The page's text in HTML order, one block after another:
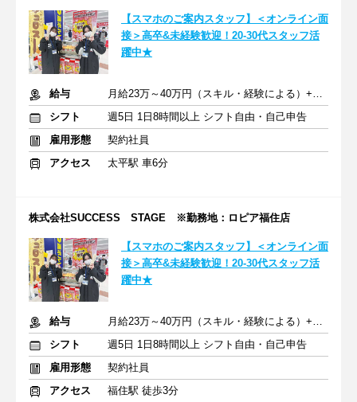
【スマホのご案内スタッフ】＜オンライン面
接＞高卒&未経験歓迎！20-30代スタッフ活
躍中★
給与
月給23万～40万円（スキル・経験による）+交通費全額支給
シフト
週5日 1日8時間以上 シフト自由・自己申告
雇用形態
契約社員
アクセス
太平駅 車6分
株式会社SUCCESS STAGE ※勤務地：ロピア福住店
【スマホのご案内スタッフ】＜オンライン面
接＞高卒&未経験歓迎！20-30代スタッフ活
躍中★
給与
月給23万～40万円（スキル・経験による）+交通費全額支給
シフト
週5日 1日8時間以上 シフト自由・自己申告
雇用形態
契約社員
アクセス
福住駅 徒歩3分